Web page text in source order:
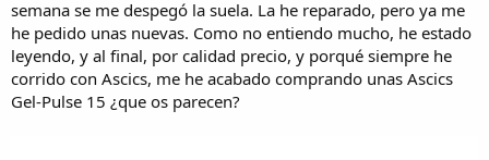
semana se me despegó la suela. La he reparado, pero ya me
he pedido unas nuevas. Como no entiendo mucho, he estado
leyendo, y al final, por calidad precio, y porqué siempre he
corrido con Ascics, me he acabado comprando unas Ascics
Gel-Pulse 15 ¿que os parecen?